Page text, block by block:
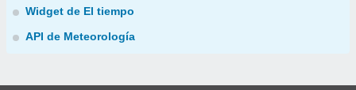
Widget de El tiempo
API de Meteorología